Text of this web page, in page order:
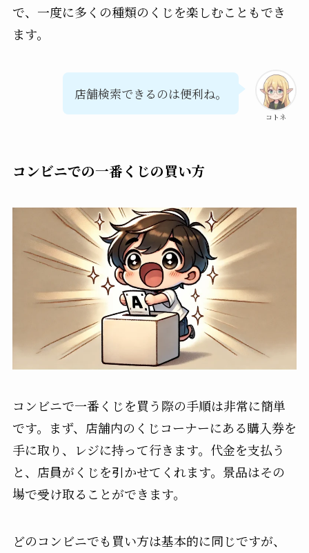
で、一度に多くの種類のくじを楽しむこともでき
ます。
コトネ
店舗検索できるのは便利ね。
コンビニでの一番くじの買い方
コンビニで一番くじを買う際の手順は非常に簡単
です。まず、店舗内のくじコーナーにある購入券を
手に取り、レジに持って行きます。代金を支払う
と、店員がくじを引かせてくれます。景品はその
場で受け取ることができます。
どのコンビニでも買い方は基本的に同じですが、